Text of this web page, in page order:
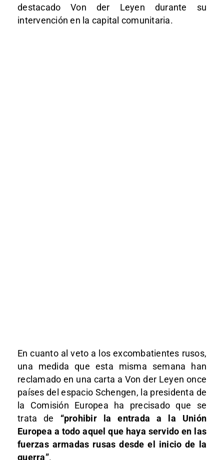
destacado Von der Leyen durante su
intervención en la capital comunitaria.
En cuanto al veto a los excombatientes rusos,
una medida que esta misma semana han
reclamado en una carta a Von der Leyen once
países del espacio Schengen, la presidenta de
la Comisión Europea ha precisado que se
trata de “prohibir la entrada a la Unión
Europea a todo aquel que haya servido en las
fuerzas armadas rusas desde el inicio de la
guerra”.